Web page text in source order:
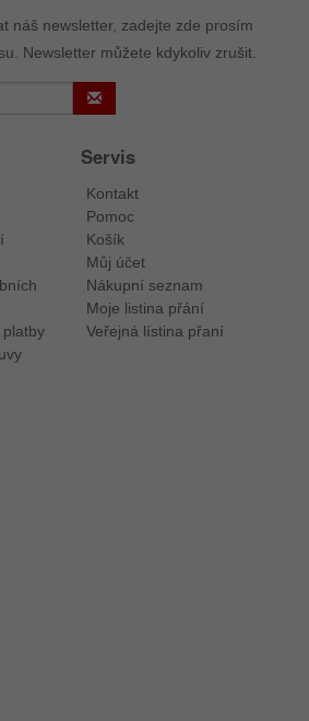
náš newsletter, zadejte zde prosím
Newsletter můžete kdykoliv zrušit.
Servis
Kontakt
Pomoc
Košík
Můj účet
Nákupní seznam
Moje listina přání
Veřejná lístina přaní